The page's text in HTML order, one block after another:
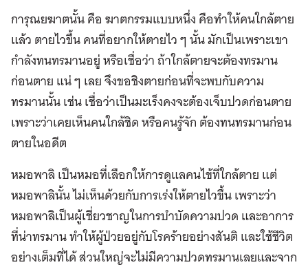
การุณยฆาตนั้น คือ ฆาตกรรมแบบหนึ่ง คือทำให้คนใกล้ตาย
แล้ว ตายไวขึ้น คนที่อยากให้ตายไว ๆ นั้น มักเป็นเพราะเขา
กำลังทนทรมานอยู่ หรือเชื่อว่า ถ้าใกล้ตายจะต้องทรมาน
ก่อนตาย แน่ ๆ เลย จึงขอชิงตายก่อนที่จะพบกับความ
ทรมานนั้น เช่น เชื่อว่าเป็นมะเร็งคงจะต้องเจ็บปวดก่อนตาย
เพราะว่าเคยเห็นคนใกล้ชิด หรือคนรู้จัก ต้องทนทรมานก่อน
ตายในอดีต
หมอพาลิ เป็นหมอที่เลือกให้การดูแลคนไข้ที่ใกล้ตาย แต่
หมอพาลินั้น ไม่เห็นด้วยกับการเร่งให้ตายไวขึ้น เพราะว่า
หมอพาลิเป็นผู้เชี่ยวชาญในการบำบัดความปวด และอาการ
ที่น่าทรมาน ทำให้ผู้ป่วยอยู่กับโรคร้ายอย่างสันติ และใช้ชีวิต
อย่างเต็มที่ได้ ส่วนใหญ่จะไม่มีความปวดทรมานเลยและจาก